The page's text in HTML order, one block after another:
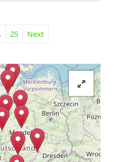
25 Next